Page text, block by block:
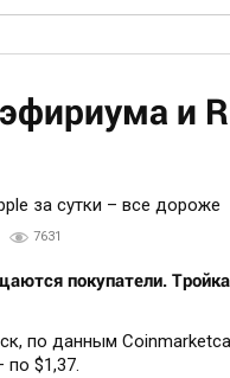
и
7631
покупатели.
по данным
по $1,37.